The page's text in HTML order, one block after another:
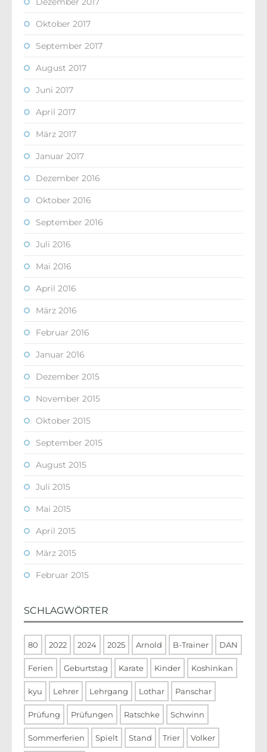
Oktober 2017
September 2017
August 2017
Juni 2017
April 2017
März 2017
Januar 2017
Dezember 2016
Oktober 2016
September 2016
Juli 2016
Mai 2016
April 2016
März 2016
Februar 2016
Januar 2016
Dezember 2015
November 2015
Oktober 2015
September 2015
August 2015
Juli 2015
Mai 2015
April 2015
März 2015
Februar 2015
SCHLAGWÖRTER
80 2022 2024 2025 Arnold B-Trainer DAN
Ferien Geburtstag Karate Kinder Koshinkan
kyu Lehrer Lehrgang Lothar Panschar
Prüfung Prüfungen Ratschke Schwinn
Sommerferien Spielt Stand Trier Volker